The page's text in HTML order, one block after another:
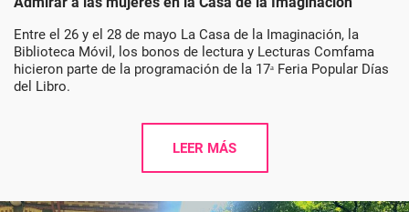
Entre el 26 y el 28 de mayo La Casa de la Imaginación, la
Biblioteca Móvil, los bonos de lectura y Lecturas Comfama
hicieron parte de la programación de la 17ᵃ Feria Popular Días
del Libro.
LEER MÁS